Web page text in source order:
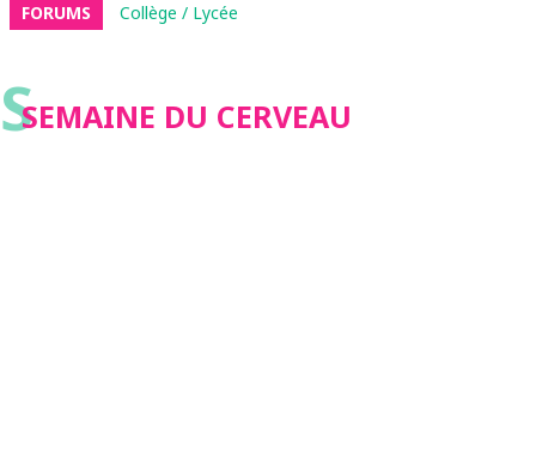
FORUMS Collège / Lycée
SSEMAINE DU CERVEAU